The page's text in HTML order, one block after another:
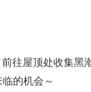
屋顶处收集黑
的机会～